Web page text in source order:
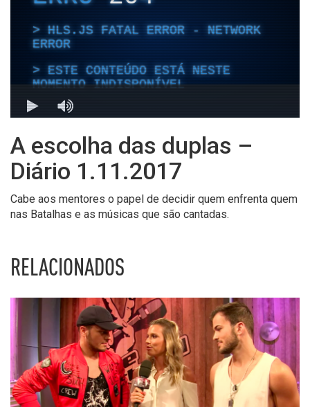
A escolha das duplas –
Diário 1.11.2017
Cabe aos mentores o papel de decidir quem enfrenta quem
nas Batalhas e as músicas que são cantadas.
RELACIONADOS